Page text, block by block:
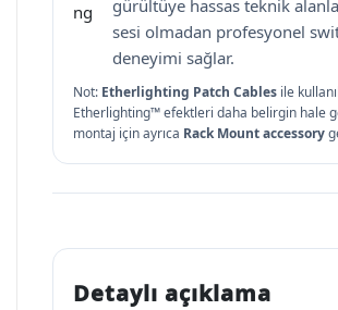
gürültüye hassas teknik
sesi olmadan profesyonel
deneyimi sağlar.
Not: Etherlighting Patch Cables ile
Etherlighting™ efektleri daha belirgin hale
montaj için ayrıca Rack Mount accessory
Detaylı açıklama